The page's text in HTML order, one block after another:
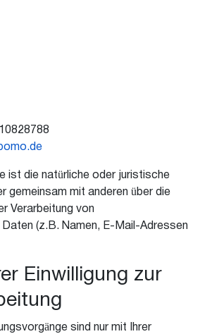
ist die natürliche oder juristische
gemeinsam mit anderen über die
Verarbeitung von
(z.B. Namen, E-Mail-Adressen
Einwilligung zur
sind nur mit Ihrer